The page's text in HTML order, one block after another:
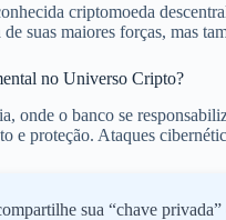
criptomoeda
suas maiores forças, mas
no Universo Cripto?
onde o banco se
e proteção. Ataques
sua “chave